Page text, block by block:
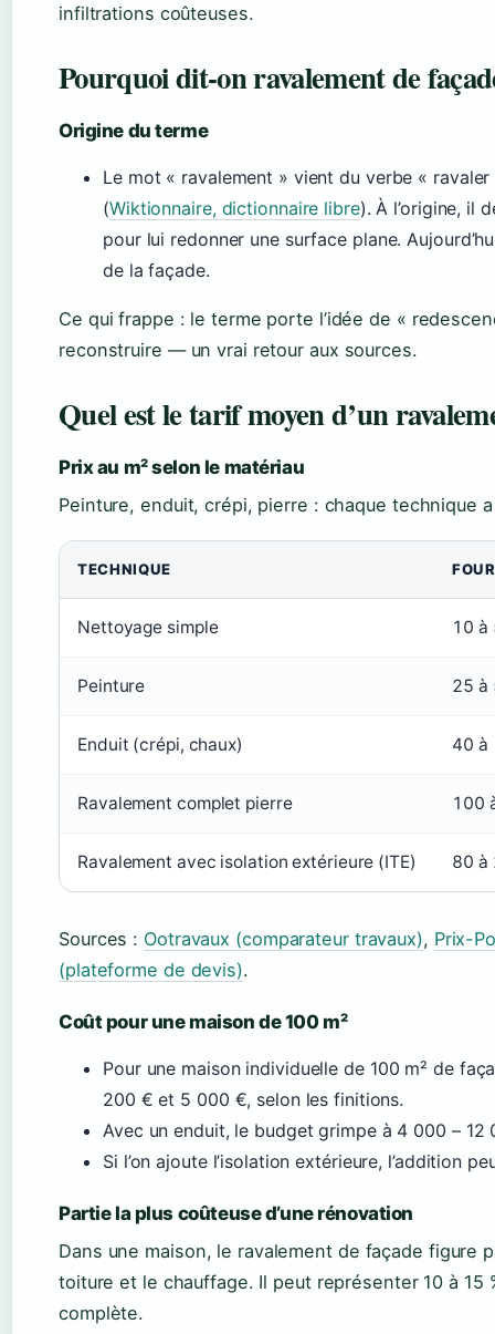
infiltrations coûteuses.
Pourquoi dit-on ravalement de
Origine du terme
Le mot « ravalement » vient du verbe «
(Wiktionnaire, dictionnaire libre). À l’origine, il
pour lui redonner une surface plane.
de la façade.
Ce qui frappe : le terme porte l’idée de «
reconstruire — un vrai retour aux sources.
Quel est le tarif moyen d’un
Prix au m² selon le matériau
Peinture, enduit, crépi, pierre : chaque technique
TECHNIQUE
Nettoyage simple 10 à
Peinture 25 à
Enduit (crépi, chaux) 40 à
Ravalement complet pierre 100
Ravalement avec isolation extérieure (ITE) 80 à
Sources : Ootravaux (comparateur travaux), Prix-
(plateforme de devis).
Coût pour une maison de 100 m²
Pour une maison individuelle de 100 m² de
200 € et 5 000 €, selon les finitions.
Avec un enduit, le budget grimpe à 4 000 – 12
Si l’on ajoute l’isolation extérieure, l’addition
Partie la plus coûteuse d’une rénovation
Dans une maison, le ravalement de façade figure
toiture et le chauffage. Il peut représenter 10 à 15
complète.